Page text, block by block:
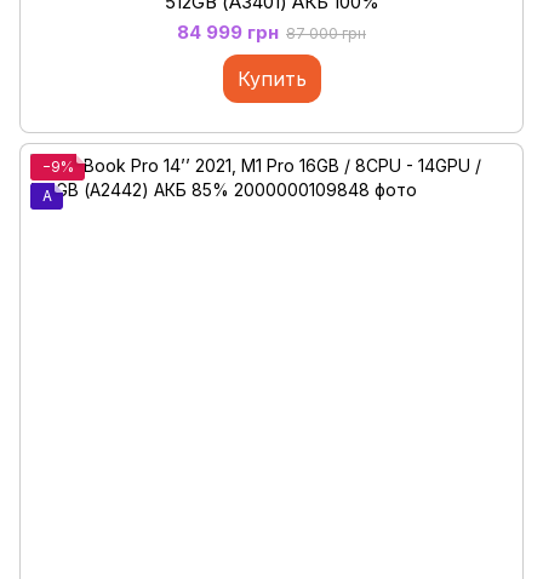
84 999 грн 87 000 грн
Купить
−9%
A